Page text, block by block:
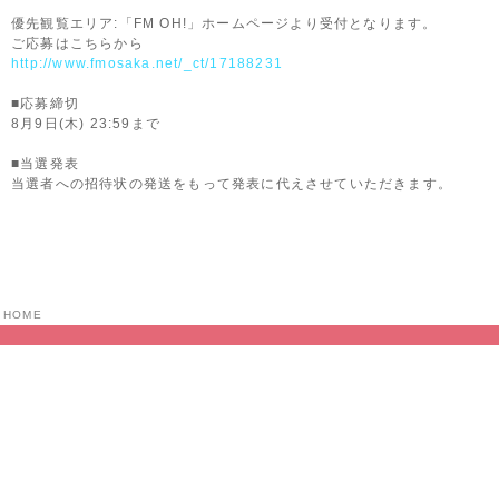
優先観覧エリア:「FM OH!」ホームページより受付となります。
ご応募はこちらから
http://www.fmosaka.net/_ct/17188231
■応募締切
8月9日(木) 23:59まで
■当選発表
当選者への招待状の発送をもって発表に代えさせていただきます。
HOME